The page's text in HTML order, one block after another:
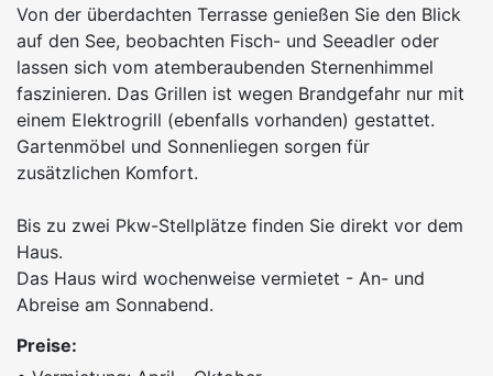
Von der überdachten Terrasse genießen Sie den Blick
auf den See, beobachten Fisch- und Seeadler oder
lassen sich vom atemberaubenden Sternenhimmel
faszinieren. Das Grillen ist wegen Brandgefahr nur mit
einem Elektrogrill (ebenfalls vorhanden) gestattet.
Gartenmöbel und Sonnenliegen sorgen für
zusätzlichen Komfort.
Bis zu zwei Pkw-Stellplätze finden Sie direkt vor dem
Haus.
Das Haus wird wochenweise vermietet - An- und
Abreise am Sonnabend.
Preise: